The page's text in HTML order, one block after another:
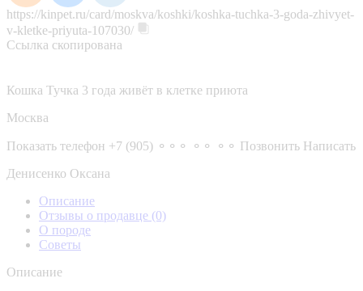
https://kinpet.ru/card/moskva/koshki/koshka-tuchka-3-goda-zhivyet-
v-kletke-priyuta-107030/
Ссылка скопирована
Кошка Тучка 3 года живёт в клетке приюта
Москва
Показать телефон +7 (905) ⚬⚬⚬ ⚬⚬ ⚬⚬ Позвонить Написать
Денисенко Оксана
Описание
Отзывы о продавце (0)
О породе
Советы
Описание